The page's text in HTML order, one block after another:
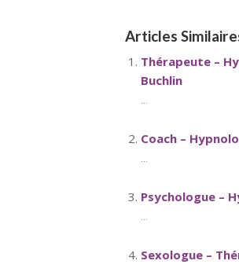
Articles
Thérapeute –
Buchlin
...
Coach –
...
Psychologue –
...
Sexologue –